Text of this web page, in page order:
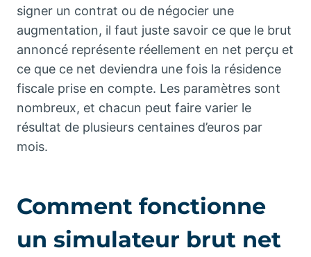
signer un contrat ou de négocier une
augmentation, il faut juste savoir ce que le brut
annoncé représente réellement en net perçu et
ce que ce net deviendra une fois la résidence
fiscale prise en compte. Les paramètres sont
nombreux, et chacun peut faire varier le
résultat de plusieurs centaines d’euros par
mois.
Comment fonctionne
un simulateur brut net